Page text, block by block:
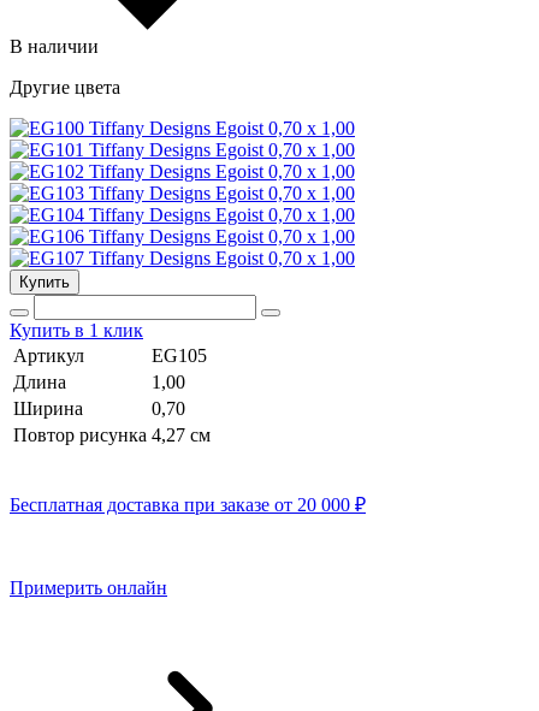
В наличии
Другие цвета
Купить
Купить в 1 клик
Артикул
EG105
Длина
1,00
Ширина
0,70
Повтор рисунка 4,27 см
Бесплатная доставка при заказе от 20 000 ₽
Примерить онлайн